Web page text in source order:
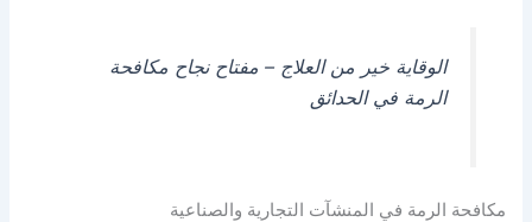
الوقاية خير من العلاج – مفتاح نجاح مكافحة
الرمة في الحدائق
مكافحة الرمة في المنشآت التجارية والصناعية